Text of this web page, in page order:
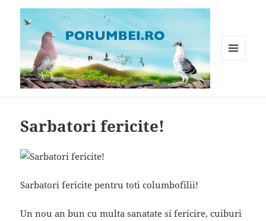
Sarbatori fericite!
Sarbatori fericite pentru toti columbofilii!
Un nou an bun cu multa sanatate si fericire, cuiburi